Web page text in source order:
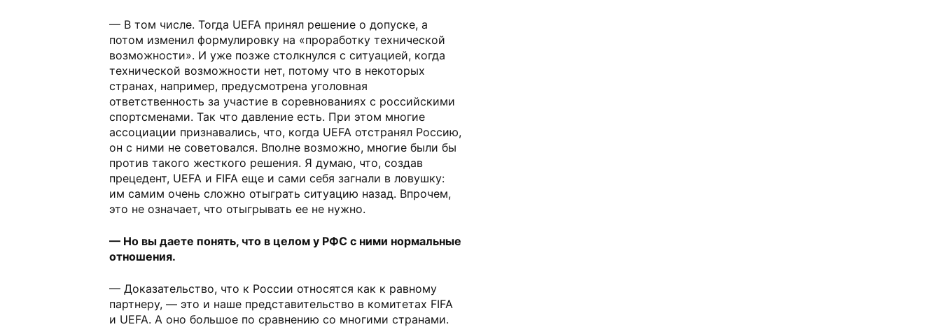
— В том числе. Тогда UEFA принял решение о допуске, а
потом изменил формулировку на «проработку технической
возможности». И уже позже столкнулся с ситуацией, когда
технической возможности нет, потому что в некоторых
странах, например, предусмотрена уголовная
ответственность за участие в соревнованиях с российскими
спортсменами. Так что давление есть. При этом многие
ассоциации признавались, что, когда UEFA отстранял Россию,
он с ними не советовался. Вполне возможно, многие были бы
против такого жесткого решения. Я думаю, что, создав
прецедент, UEFA и FIFA еще и сами себя загнали в ловушку:
им самим очень сложно отыграть ситуацию назад. Впрочем,
это не означает, что отыгрывать ее не нужно.
— Но вы даете понять, что в целом у РФС с ними нормальные
отношения.
— Доказательство, что к России относятся как к равному
партнеру, — это и наше представительство в комитетах FIFA
и UEFA. А оно большое по сравнению со многими странами.